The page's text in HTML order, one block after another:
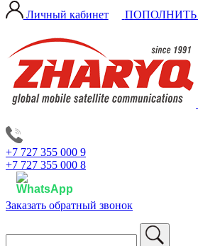
Личный кабинет
+7 727 355 000 9
+7 727 355 000 8
Заказать обратный звонок